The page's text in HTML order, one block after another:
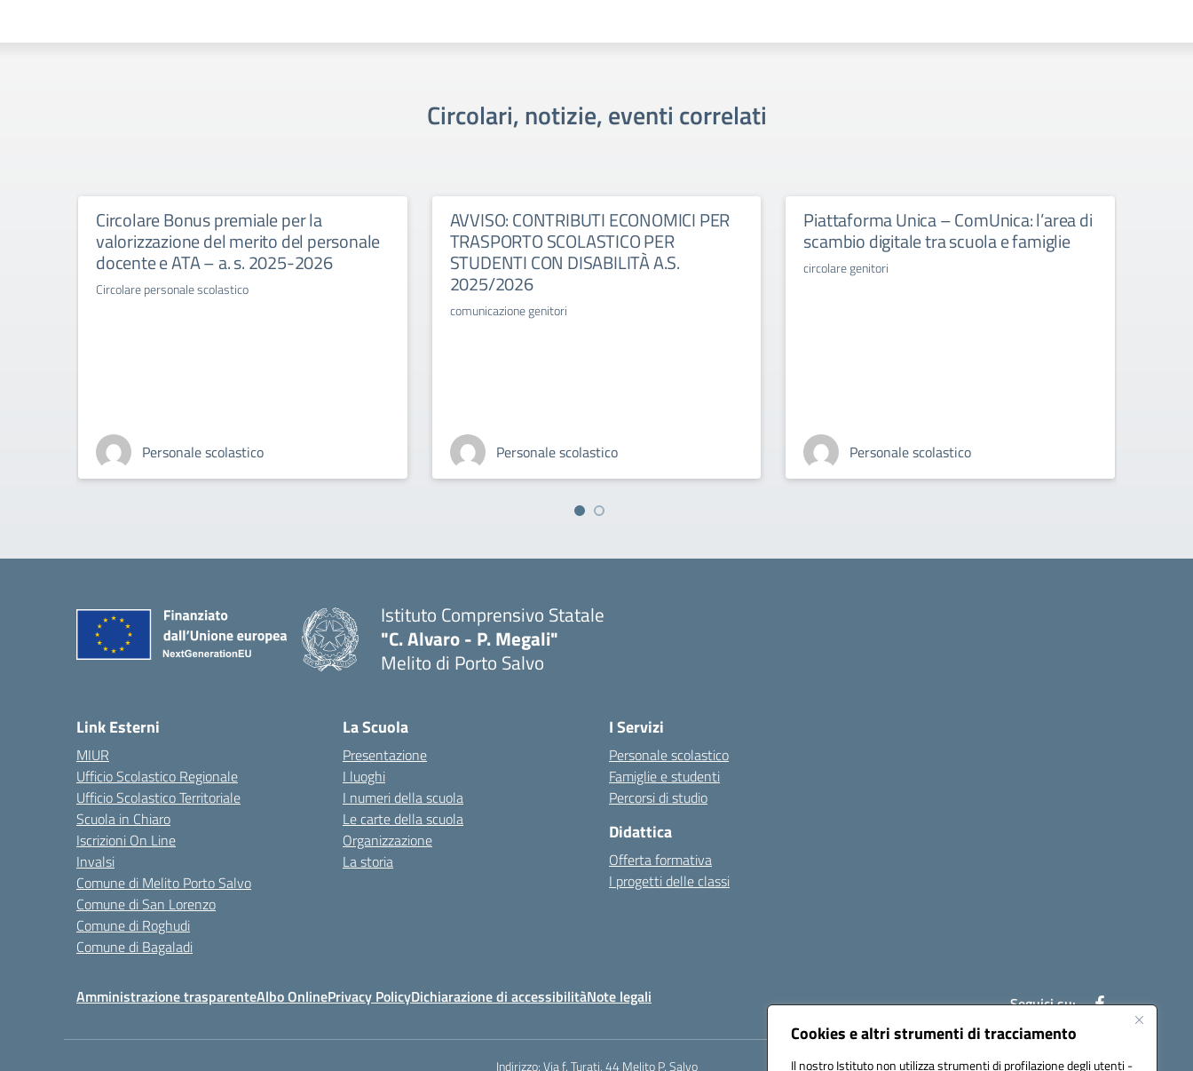
Cookies e altri strumenti di tracciamento
Il nostro Istituto non utilizza strumenti di profilazione degli utenti -
Circolari, notizie, eventi correlati
Circolare Bonus premiale per la
valorizzazione del merito del personale
docente e ATA – a. s. 2025-2026
Circolare personale scolastico
Personale scolastico
AVVISO: CONTRIBUTI ECONOMICI PER
TRASPORTO SCOLASTICO PER
STUDENTI CON DISABILITÀ A.S.
2025/2026
comunicazione genitori
Personale scolastico
Piattaforma Unica – ComUnica: l’area di
scambio digitale tra scuola e famiglie
circolare genitori
Personale scolastico
Istituto Comprensivo Statale
"C. Alvaro - P. Megali"
Melito di Porto Salvo
Link Esterni
MIUR
Ufficio Scolastico Regionale
Ufficio Scolastico Territoriale
Scuola in Chiaro
Iscrizioni On Line
Invalsi
Comune di Melito Porto Salvo
Comune di San Lorenzo
Comune di Roghudi
Comune di Bagaladi
La Scuola
Presentazione
I luoghi
I numeri della scuola
Le carte della scuola
Organizzazione
La storia
I Servizi
Personale scolastico
Famiglie e studenti
Percorsi di studio
Didattica
Offerta formativa
I progetti delle classi
Amministrazione trasparenteAlbo OnlinePrivacy PolicyDichiarazione di accessibilitàNote legali Seguici su:
Indirizzo:Via f. Turati, 44 Melito P. Salvo